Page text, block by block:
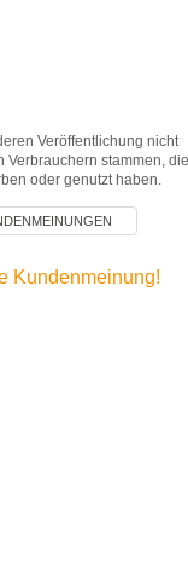
Veröffentlichung nicht
Verbrauchern stammen, die
oder genutzt haben.
Kundenmeinung!